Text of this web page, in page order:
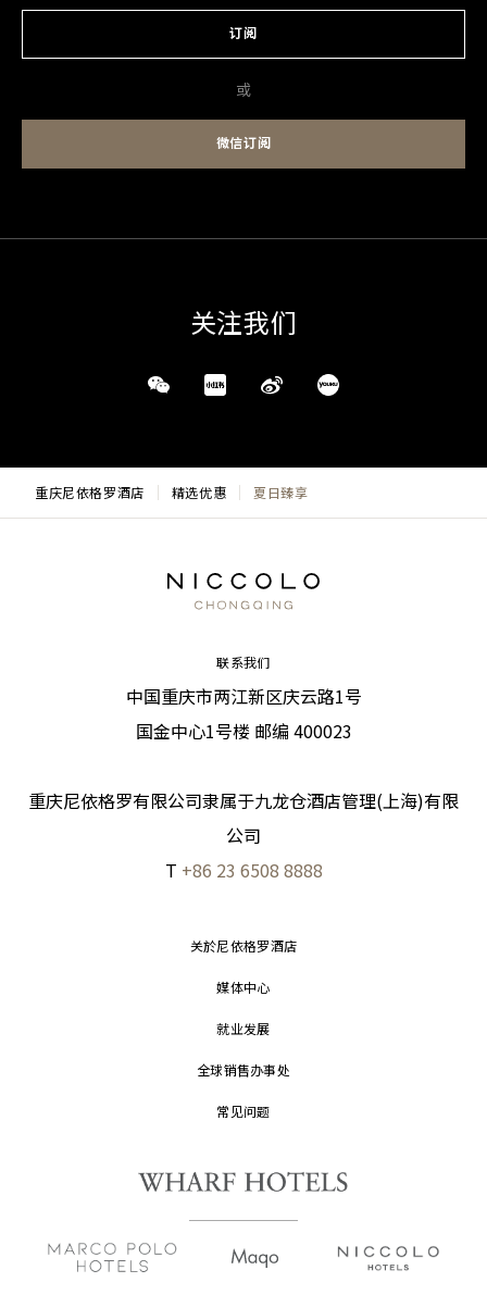
订阅
或
微信订阅
关注我们
重庆尼依格罗酒店 精选优惠 夏日臻享
联系我们
中国重庆市两江新区庆云路1号
国金中心1号楼 邮编 400023
重庆尼依格罗有限公司隶属于九龙仓酒店管理(上海)有限
公司
T +86 23 6508 8888
关於尼依格罗酒店
媒体中心
就业发展
全球销售办事处
常见问题